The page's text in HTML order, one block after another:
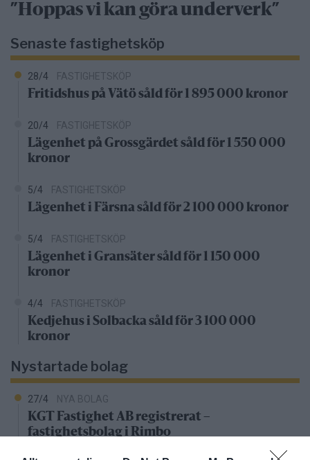
”Hoppas vi kan göra underverk”
Senaste fastighetsköp
28/4 FASTIGHETSKÖP
Fritidshus på Vätö såld för 1 895 000 kronor
20/4 FASTIGHETSKÖP
Lägenhet på Grossgärdet såld för 1 550 000
kronor
5/4 FASTIGHETSKÖP
Lägenhet i Färsna såld för 2 100 000 kronor
5/4 FASTIGHETSKÖP
Lägenhet i Gransäter såld för 1 150 000
kronor
4/4 FASTIGHETSKÖP
Kedjehus i Solbacka såld för 3 100 000
kronor
Nystartade bolag
27/4 NYA BOLAG
KGT Fastighet AB registrerat –
fastighetsbolag i Rimbo